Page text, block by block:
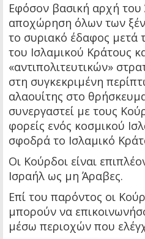
Εφόσον βασική αρχή του
αποχώρηση όλων των
το συριακό έδαφος μετά
του Ισλαμικού Κράτους
«αντιπολιτευτικών»
στη συγκεκριμένη
αλαουίτης στο
συνεργαστεί με τους
φορείς ενός κοσμικού
σφοδρά το Ισλαμικό
Οι Κούρδοι είναι
Ισραήλ ως μη Άραβες.
Επί του παρόντος οι
μπορούν να
μέσω περιοχών που